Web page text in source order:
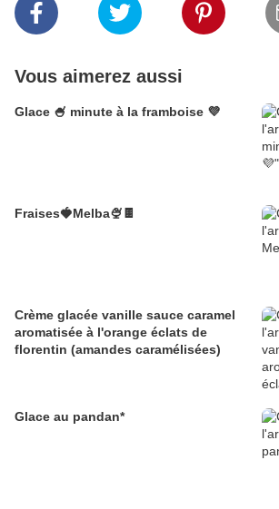
Vous aimerez aussi
Glace 🍧 minute à la framboise 💜
Fraises🍓Melba🍨🍫
Crème glacée vanille sauce caramel
aromatisée à l'orange éclats de
florentin (amandes caramélisées)
Glace au pandan*